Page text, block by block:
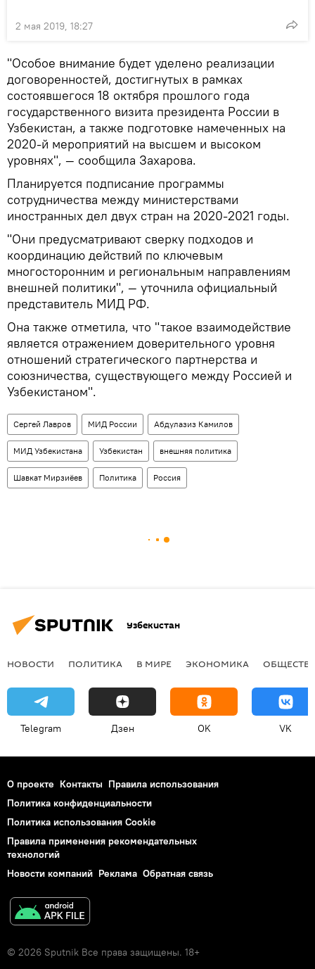
2 мая 2019, 18:27
"Особое внимание будет уделено реализации
договоренностей, достигнутых в рамках
состоявшегося 18 октября прошлого года
государственного визита президента России в
Узбекистан, а также подготовке намеченных на
2020-й мероприятий на высшем и высоком
уровнях", — сообщила Захарова.
Планируется подписание программы
сотрудничества между министерствами
иностранных дел двух стран на 2020-2021 годы.
"Они предусматривают сверку подходов и
координацию действий по ключевым
многосторонним и региональным направлениям
внешней политики", — уточнила официальный
представитель МИД РФ.
Она также отметила, что "такое взаимодействие
является отражением доверительного уровня
отношений стратегического партнерства и
союзничества, существующего между Россией и
Узбекистаном".
Сергей Лавров МИД России Абдулазиз Камилов
МИД Узбекистана Узбекистан внешняя политика
Шавкат Мирзиёев Политика Россия
Узбекистан
НОВОСТИ ПОЛИТИКА В МИРЕ ЭКОНОМИКА
Telegram Дзен OK VK
О проекте Контакты Правила использования
Политика конфиденциальности
Политика использования Cookie
Правила применения рекомендательных
технологий
Новости компаний Реклама Обратная связь
© 2026 Sputnik Все права защищены. 18+